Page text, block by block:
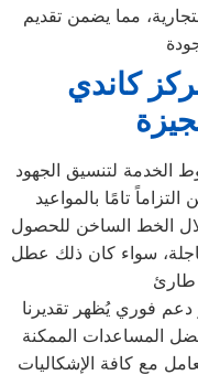
مما يضمن تقديم
كاندي
الخدمة لتنسيق الجهود
تامًا بالمواعيد
الخط الساخن للحصول
سواء كان ذلك عطل
دعم فوري يُظهر تقديرنا
المساعدات الممكنة